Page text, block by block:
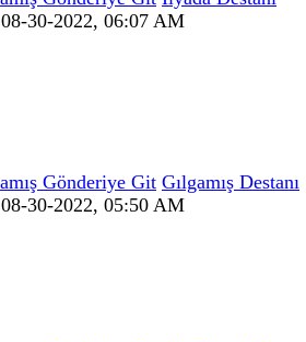
08-30-2022, 06:07 AM
Gılgamış Destanı
08-30-2022, 05:50 AM